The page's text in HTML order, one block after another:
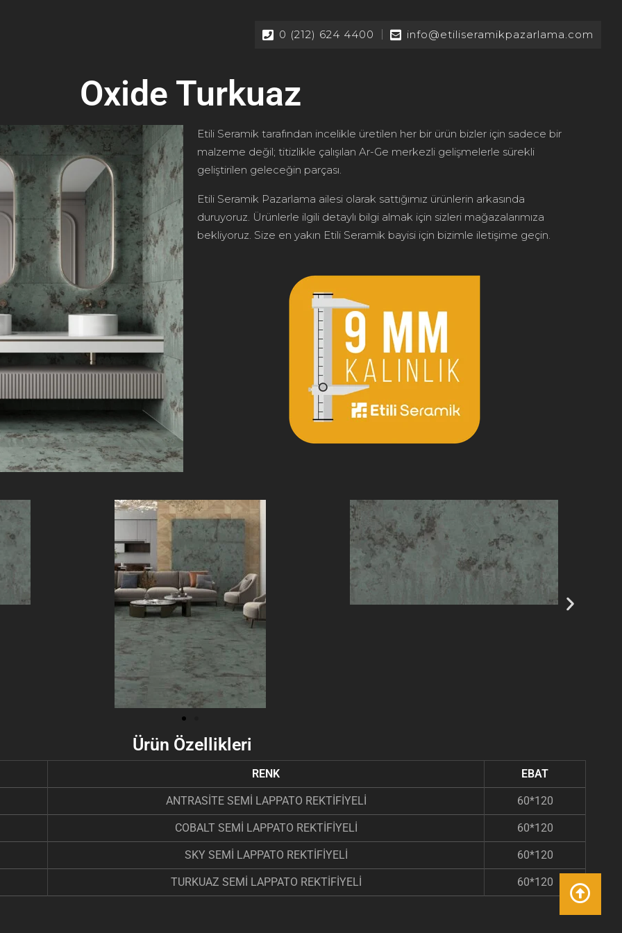
0 (212) 624 4400 info@etiliseramikpazarlama.com
Oxide Turkuaz
Etili Seramik tarafından incelikle üretilen her bir ürün bizler için sadece bir
malzeme değil; titizlikle çalışılan Ar-Ge merkezli gelişmelerle sürekli
geliştirilen geleceğin parçası.
Etili Seramik Pazarlama ailesi olarak sattığımız ürünlerin arkasında
duruyoruz. Ürünlerle ilgili detaylı bilgi almak için sizleri mağazalarımıza
bekliyoruz. Size en yakın Etili Seramik bayisi için bizimle iletişime geçin.
Ürün Özellikleri
RENK EBAT
ANTRASİTE SEMİ LAPPATO REKTİFİYELİ 60*120
COBALT SEMİ LAPPATO REKTİFİYELİ 60*120
SKY SEMİ LAPPATO REKTİFİYELİ 60*120
TURKUAZ SEMİ LAPPATO REKTİFİYELİ 60*120